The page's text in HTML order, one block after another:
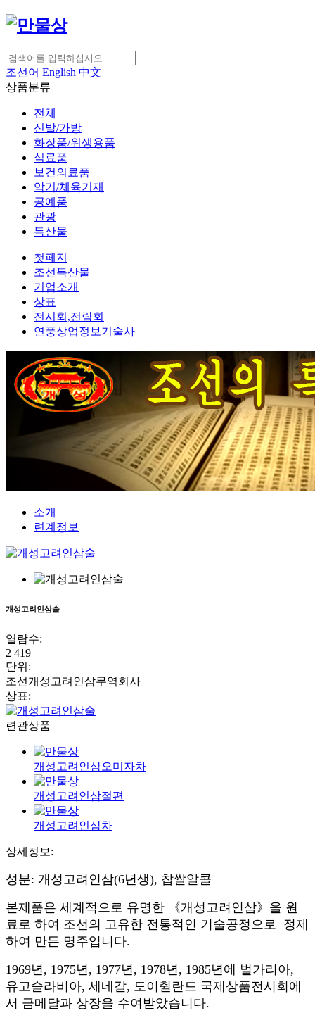
조선어 English 中文
상품분류
전체
신발/가방
화장품/위생용품
식료품
보건의료품
악기/체육기재
공예품
관광
특산물
첫페지
조선특산물
기업소개
상표
전시회,전람회
연풍상업정보기술사
소개
련계정보
개성고려인삼술
열람수:
2 419
단위 :
조선개성고려인삼무역회사
상표:
련관상품
개성고려인삼오미자차
개성고려인삼절편
개성고려인삼차
상세정보:
성분: 개성고려인삼(6년생), 찹쌀알콜
본제품은 세계적으로 유명한 《개성고려인삼》을 원
료로 하여 조선의 고유한 전통적인 기술공정으로 정제
하여 만든 명주입니다.
1969년, 1975년, 1977년, 1978년, 1985년에 벌가리아,
유고슬라비아, 세네갈, 도이췰란드 국제상품전시회에
서 금메달과 상장을 수여받았습니다.